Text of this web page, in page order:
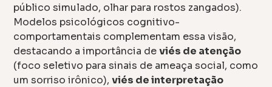
público simulado, olhar para rostos zangados).
Modelos psicológicos cognitivo-
comportamentais complementam essa visão,
destacando a importância deviés de atenção
(foco seletivo para sinais de ameaça social, como
um sorriso irônico),viés de interpretação